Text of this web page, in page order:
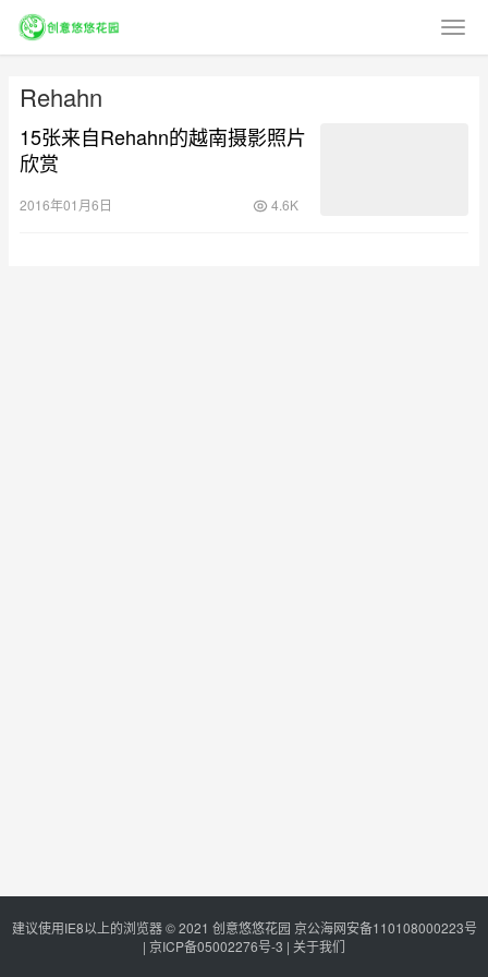
Rehahn
15张来自Rehahn的越南摄影照片
欣赏
2016年01月6日 4.6K
建议使用IE8以上的浏览器 © 2021 创意悠悠花园 京公海网安备110108000223号
| 京ICP备05002276号-3 | 关于我们